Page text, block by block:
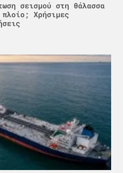
σεισμού στη θάλασσα
Χρήσιμες